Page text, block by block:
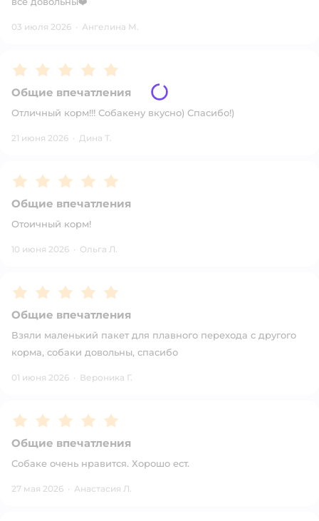
03 июля 2026 · Ангелина М.
Рейтинг:5
Общие впечатления
Отличный корм!!! Собакену вкусно) Спасибо!)
21 июня 2026 · Дина Т.
Рейтинг:5
Общие впечатления
Отоичный корм!
10 июня 2026 · Ольга Л.
Рейтинг:5
Общие впечатления
Взяли маленький пакет для плавного перехода с другого
корма, собаки довольны, спасибо
01 июня 2026 · Вероника Г.
Рейтинг:5
Общие впечатления
Собаке очень нравится. Хорошо ест.
27 мая 2026 · Анастасия Л.